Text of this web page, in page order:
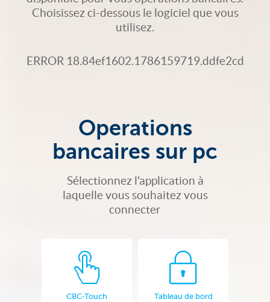
Choisissez ci-dessous le logiciel que vous
utilisez.
ERROR 18.84ef1602.1786159719.ddfe2cd
Operations
bancaires sur pc
Sélectionnez l'application à
laquelle vous souhaitez vous
connecter
CBC-Touch
Tableau de bord